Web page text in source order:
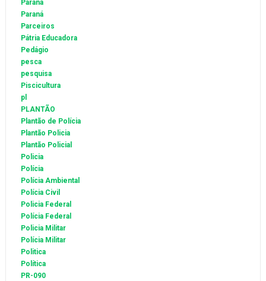
Parana
Paraná
Parceiros
Pátria Educadora
Pedágio
pesca
pesquisa
Piscicultura
pl
PLANTÃO
Plantão de Polícia
Plantão Policia
Plantão Policial
Policia
Polícia
Polícia Ambiental
Polícia Civil
Policia Federal
Polícia Federal
Policia Militar
Polícia Militar
Politica
Política
PR-090